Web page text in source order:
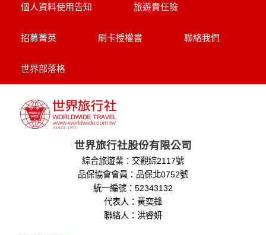
個人資料使用告知 旅遊責任險
招募菁英 刷卡授權書 聯絡我們
世界部落格
世界旅行社股份有限公司
綜合旅遊業：交觀綜2117號
品保協會會員：品保北0752號
統一編號：52343132
代表人：黃奕鋒
聯絡人：洪睿妍